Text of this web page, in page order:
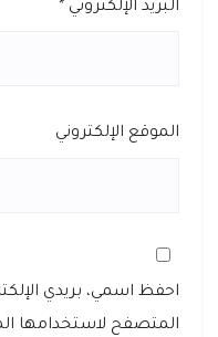
البريد الإلكتروني *
الموقع الإلكتروني
احفظ اسمي، بريدي
المتصفح لاستخدامها